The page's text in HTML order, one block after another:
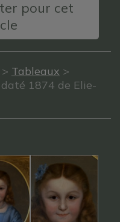
pour cet
> Tableaux >
1874 de Elie-